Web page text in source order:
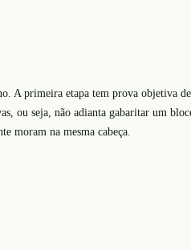
A primeira etapa tem prova objetiva
seja, não adianta gabaritar um
moram na mesma cabeça.